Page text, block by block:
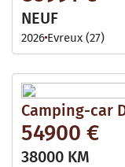
NEUF
2026 Evreux (27)
Camping-car
54900 €
38000 KM